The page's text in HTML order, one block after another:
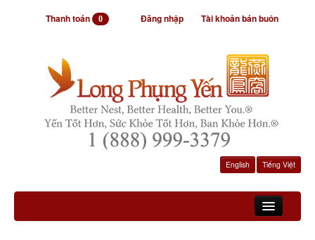
Thanh toán 0 Đăng nhập Tài khoản bán buôn
English Tiếng Việt